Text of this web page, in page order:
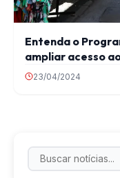
Entenda o
ampliar acesso
23/04/2024